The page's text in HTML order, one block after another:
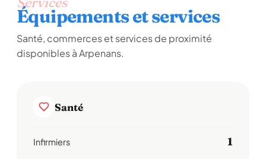
Équipements et services
Santé, commerces et services de proximité
disponibles à Arpenans.
Santé
Infirmiers 1